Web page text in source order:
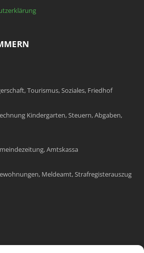
Tourismus, Soziales, Friedhof
Kindergarten, Steuern, Abgaben,
Amtskassa
Meldeamt, Strafregisterauszug